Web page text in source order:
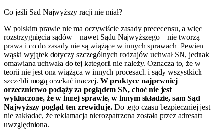
Co jeśli Sąd Najwyższy racji nie miał?
W polskim prawie nie ma oczywiście zasady precedensu, a więc
rozstrzygnięcia sądów – nawet Sądu Najwyższego – nie tworzą
prawa i co do zasady nie są wiążące w innych sprawach. Pewien
wąski wyjątek dotyczy szczególnych rodzajów uchwał SN, jednak
omawiana uchwała do tej kategorii nie należy. Oznacza to, że w
teorii nie jest ona wiążąca w innych procesach i sądy wszystkich
szczebli mogą orzekać inaczej. W praktyce najpewniej
orzecznictwo podąży za poglądem SN, choć nie jest
wykluczone, że w innej sprawie, w innym składzie, sam Sąd
Najwyższy pogląd ten zrewiduje. Do tego czasu bezpieczniej jest
nie zakładać, że reklamacja nierozpatrzona została przez adresata
uwzględniona.